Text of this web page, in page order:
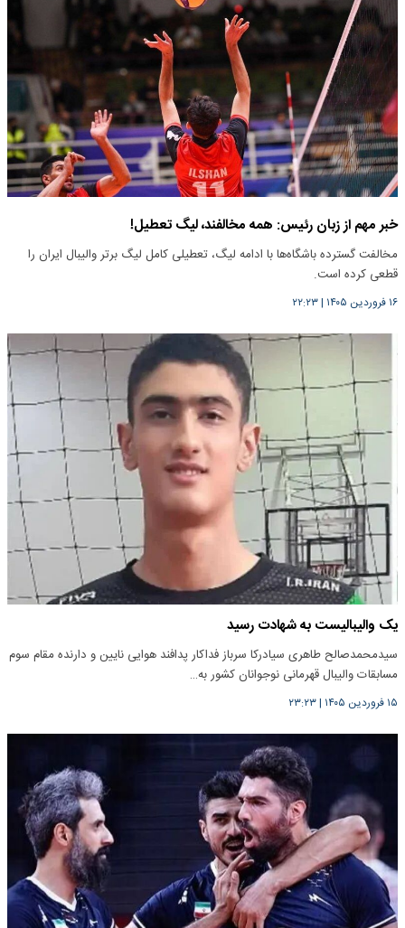
خبر مهم از زبان رئیس: همه مخالفند، لیگ تعطیل!
مخالفت گسترده باشگاه‌ها با ادامه لیگ، تعطیلی کامل لیگ برتر والیبال ایران را
قطعی کرده است.
۱۶ فروردین ۱۴۰۵ |۲۲:۲۳
یک والیبالیست به شهادت رسید
سیدمحمدصالح طاهری سیادرکا سرباز فداکار پدافند هوایی نایین و دارنده مقام سوم
مسابقات والیبال قهرمانی نوجوانان کشور به…
۱۵ فروردین ۱۴۰۵ |۲۳:۲۳